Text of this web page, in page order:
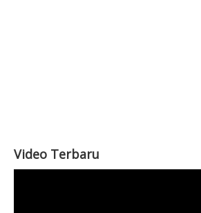
Video Terbaru